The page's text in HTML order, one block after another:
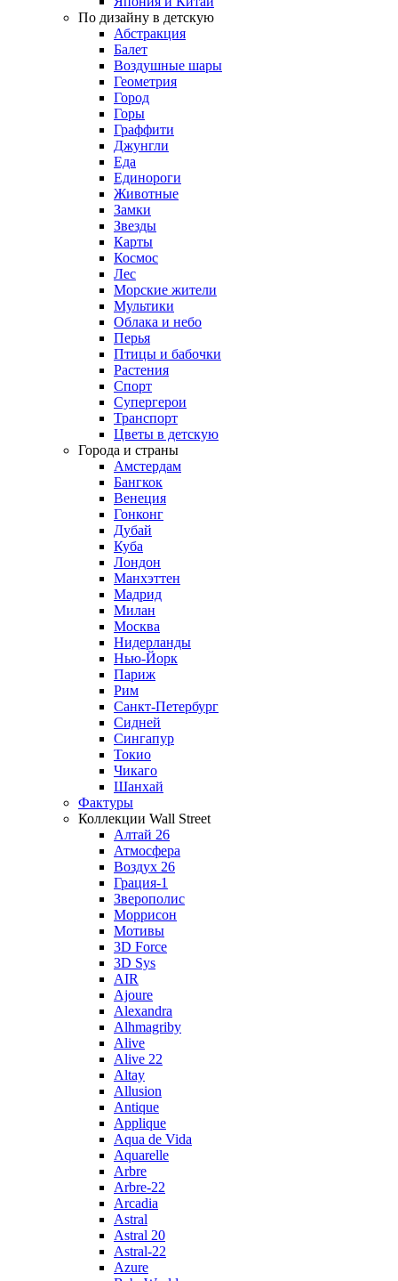
По дизайну в детскую
Абстракция
Балет
Воздушные шары
Геометрия
Город
Горы
Граффити
Джунгли
Еда
Единороги
Животные
Замки
Звезды
Карты
Космос
Лес
Морские жители
Мультики
Облака и небо
Перья
Птицы и бабочки
Растения
Спорт
Супергерои
Транспорт
Цветы в детскую
Города и страны
Амстердам
Бангкок
Венеция
Гонконг
Дубай
Куба
Лондон
Манхэттен
Мадрид
Милан
Москва
Нидерланды
Нью-Йорк
Париж
Рим
Санкт-Петербург
Сидней
Сингапур
Токио
Чикаго
Шанхай
Фактуры
Коллекции Wall Street
Алтай 26
Атмосфера
Воздух 26
Грация-1
Зверополис
Моррисон
Мотивы
3D Force
3D Sys
AIR
Ajoure
Alexandra
Alhmagriby
Alive
Alive 22
Altay
Allusion
Antique
Applique
Aqua de Vida
Aquarelle
Arbre
Arbre-22
Arcadia
Astral
Astral 20
Astral-22
Azure